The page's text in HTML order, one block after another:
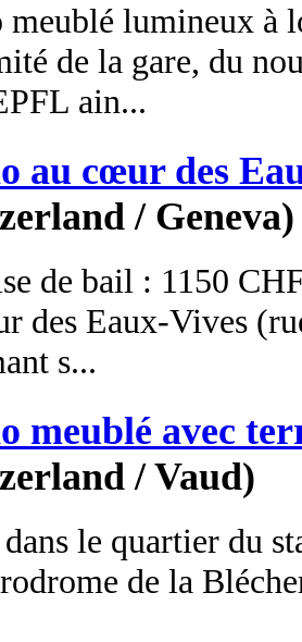
meublé lumineux à
de la gare, du
ain...
au cœur des
/ Geneva)
de bail : 1150
des Eaux-Vives
s...
meublé avec
/ Vaud)
le quartier du
de la